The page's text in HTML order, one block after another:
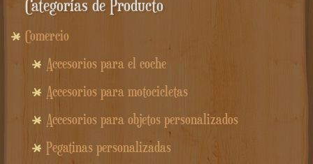
Categorías de Producto
Comercio
Accesorios para el coche
Accesorios para motocicletas
Accesorios para objetos personalizados
Pegatinas personalizadas